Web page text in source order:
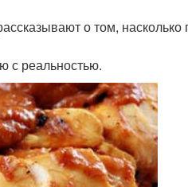
о том, насколько
с реальностью.